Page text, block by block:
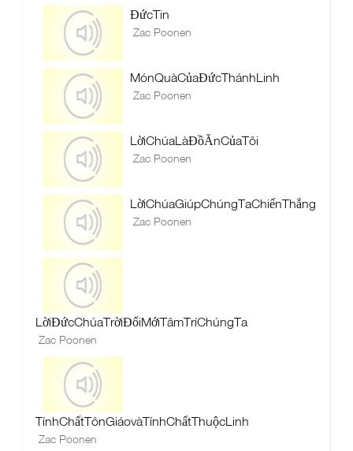
ĐứcTin
Zac Poonen
MónQuàCủaĐứcThánhLinh
Zac Poonen
LờiChúaLàĐồĂnCủaTôi
Zac Poonen
LờiChúaGiúpChúngTaChiếnThắng
Zac Poonen
LờiĐứcChúaTrờiĐổiMớiTâmTríChúngTa
Zac Poonen
TínhChấtTônGiáovàTínhChấtThuộcLinh
Zac Poonen